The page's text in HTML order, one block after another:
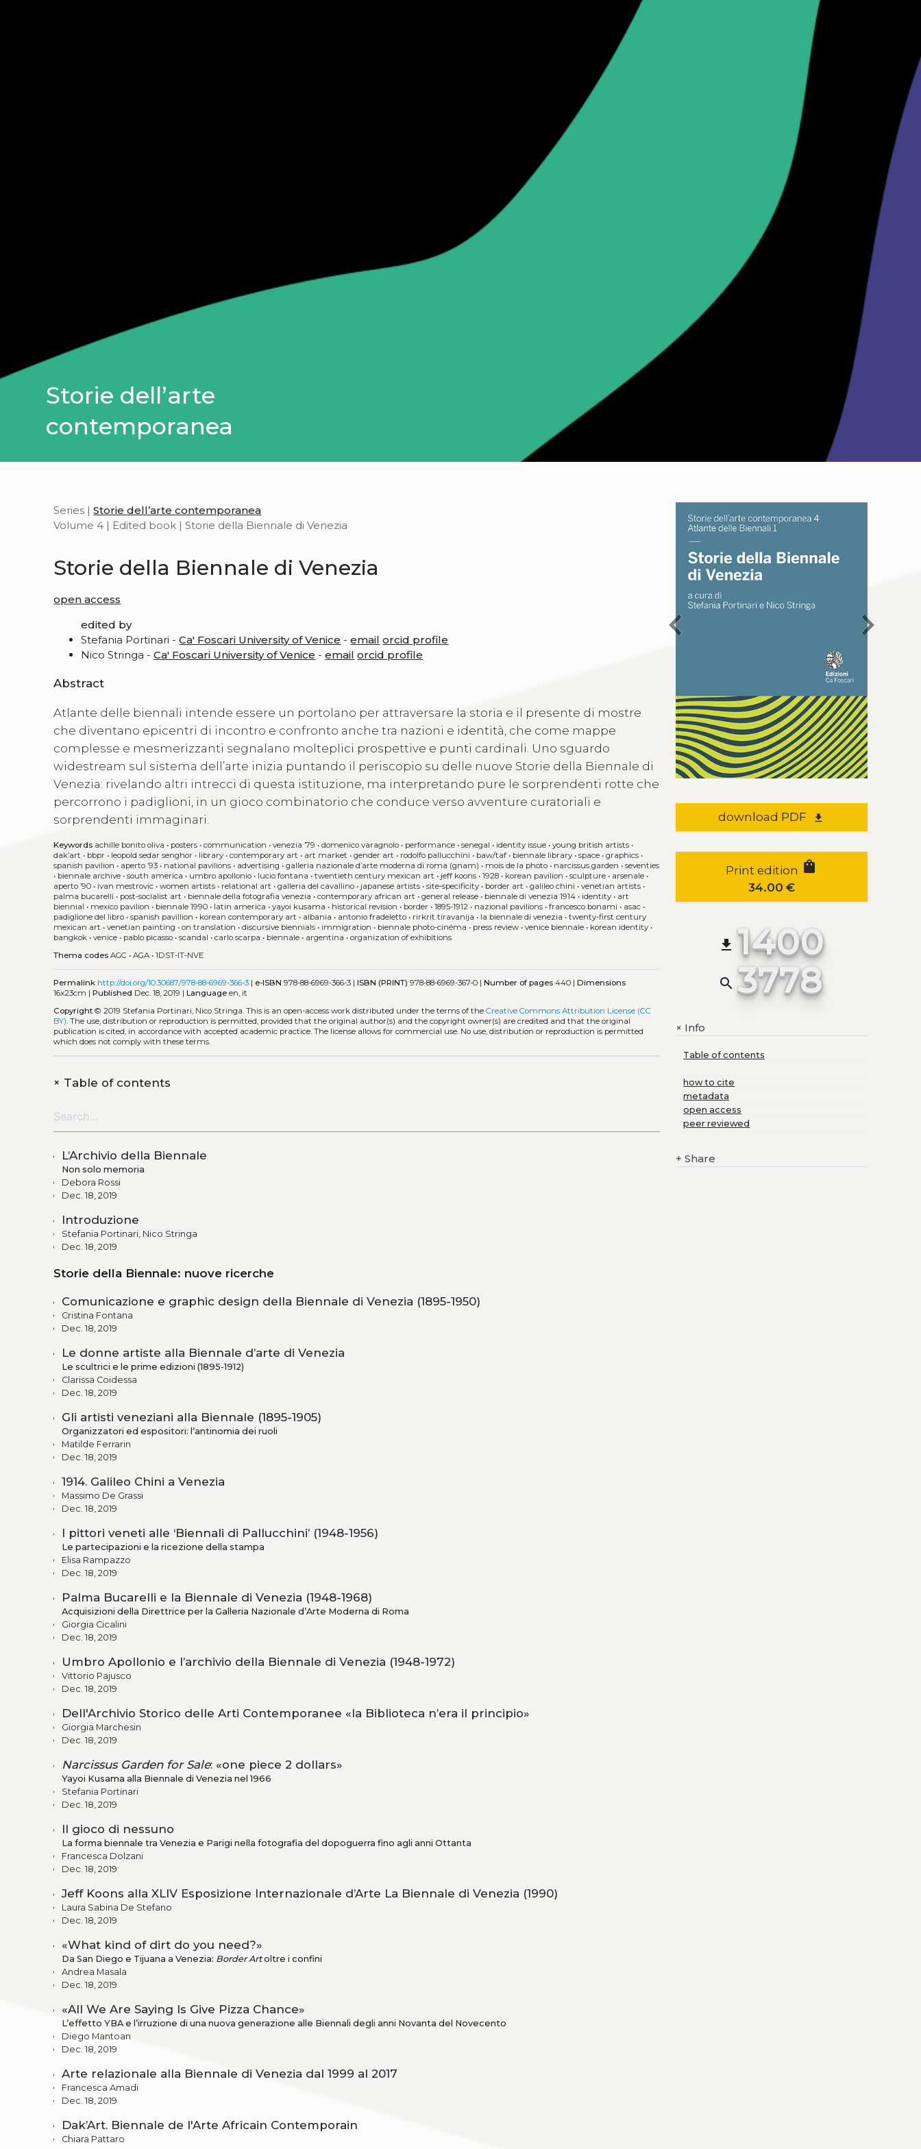
Storie dell’arte
contemporanea
Series |Storie dell’arte contemporanea
Volume 4 | Edited book | Storie della Biennale di Venezia
Storie della Biennale di Venezia
open access
edited by
Stefania Portinari -Ca' Foscari University of Venice -email orcid profile
Nico Stringa -Ca' Foscari University of Venice -email orcid profile
Abstract
Atlante delle biennali intende essere un portolano per attraversare la storia e il presente di mostre
che diventano epicentri di incontro e confronto anche tra nazioni e identità, che come mappe
complesse e mesmerizzanti segnalano molteplici prospettive e punti cardinali. Uno sguardo
widestream sul sistema dell’arte inizia puntando il periscopio su delle nuove Storie della Biennale di
Venezia: rivelando altri intrecci di questa istituzione, ma interpretando pure le sorprendenti rotte che
percorrono i padiglioni, in un gioco combinatorio che conduce verso avventure curatoriali e
sorprendenti immaginari.
Keywords achille bonito oliva • posters •communication •venezia ’79 •domenico varagnolo • performance •senegal • identity issue •young british artists •
dak’art • bbpr • leopold sedar senghor • library •contemporary art • art market •gender art • rodolfo pallucchini • baw/taf • biennale library •space •graphics •
spanish pavilion • aperto ’93 • national pavilions • advertising •galleria nazionale d’arte moderna di roma (gnam) • mois de la photo • narcissus garden •seventies
• biennale archive •south america • umbro apollonio • lucio fontana •twentieth century mexican art • jeff koons •1928 • korean pavilion •sculpture • arsenale •
aperto ’90 • ivan mestrovic •women artists • relational art •galleria del cavallino • japanese artists •site-specificity • border art •galileo chini •venetian artists •
palma bucarelli • post-socialist art • biennale della fotografia venezia •contemporary african art •general release • biennale di venezia 1914 • identity • art
biennial • mexico pavilion • biennale 1990 • latin america •yayoi kusama • historical revision • border •1895-1912 • nazional pavilions •francesco bonami • asac •
padiglione del libro •spanish pavillion • korean contemporary art • albania • antonio fradeletto • rirkrit tiravanija • la biennale di venezia •twenty-first century
mexican art •venetian painting •on translation •discursive biennials • immigration • biennale photo-cinéma • press review •venice biennale • korean identity •
bangkok •venice • pablo picasso •scandal •carlo scarpa • biennale • argentina •organization of exhibitions
Thema codes AGC •AGA •1DST-IT-NVE
Permalink http://doi.org/10.30687/978-88-6969-366-3 | e-ISBN 978-88-6969-366-3 |ISBN (PRINT) 978-88-6969-367-0 |Number of pages 440 |Dimensions
16x23cm |Published Dec. 18, 2019 |Language en, it
Copyright © 2019 Stefania Portinari, Nico Stringa.This is an open-access work distributed under the terms of theCreative Commons Attribution License (CC
BY). The use, distribution or reproduction is permitted, provided that the original author(s) and the copyright owner(s) are credited and that the original
publication is cited, in accordance with accepted academic practice. The license allows for commercial use. No use, distribution or reproduction is permitted
which does not comply with these terms.
+Table of contents
L’Archivio della Biennale
Non solo memoria
Debora Rossi
Dec. 18, 2019
Introduzione
Stefania Portinari, Nico Stringa
Dec. 18, 2019
Storie della Biennale: nuove ricerche
Comunicazione e graphic design della Biennale di Venezia (1895-1950)
Cristina Fontana
Dec. 18, 2019
Le donne artiste alla Biennale d’arte di Venezia
Le scultrici e le prime edizioni (1895-1912)
Clarissa Coidessa
Dec. 18, 2019
Gli artisti veneziani alla Biennale (1895-1905)
Organizzatori ed espositori: l’antinomia dei ruoli
Matilde Ferrarin
Dec. 18, 2019
1914. Galileo Chini a Venezia
Massimo De Grassi
Dec. 18, 2019
I pittori veneti alle ‘Biennali di Pallucchini’ (1948-1956)
Le partecipazioni e la ricezione della stampa
Elisa Rampazzo
Dec. 18, 2019
Palma Bucarelli e la Biennale di Venezia (1948-1968)
Acquisizioni della Direttrice per la Galleria Nazionale d’Arte Moderna di Roma
Giorgia Cicalini
Dec. 18, 2019
Umbro Apollonio e l’archivio della Biennale di Venezia (1948-1972)
Vittorio Pajusco
Dec. 18, 2019
Dell'Archivio Storico delle Arti Contemporanee «la Biblioteca n’era il principio»
Giorgia Marchesin
Dec. 18, 2019
Narcissus Garden for Sale: «one piece 2 dollars»
Yayoi Kusama alla Biennale di Venezia nel 1966
Stefania Portinari
Dec. 18, 2019
Il gioco di nessuno
La forma biennale tra Venezia e Parigi nella fotografia del dopoguerra fino agli anni Ottanta
Francesca Dolzani
Dec. 18, 2019
Jeff Koons alla XLIV Esposizione Internazionale d’Arte La Biennale di Venezia (1990)
Laura Sabina De Stefano
Dec. 18, 2019
«What kind of dirt do you need?»
Da San Diego e Tijuana a Venezia: Border Artoltre i confini
Andrea Masala
Dec. 18, 2019
«All We Are Saying Is Give Pizza Chance»
L’effetto YBA e l’irruzione di una nuova generazione alle Biennali degli anni Novanta del Novecento
Diego Mantoan
Dec. 18, 2019
Arte relazionale alla Biennale di Venezia dal 1999 al 2017
Francesca Amadi
Dec. 18, 2019
Dak’Art. Biennale de l'Arte Africain Contemporain
Chiara Pattaro
chevron_left chevron_right
download PDF file_download
Print edition shopping_bag
34.00 €
file_download 1400
search 3778
+Info
Table of contents
how to cite
metadata
open access
peer reviewed
+ Share